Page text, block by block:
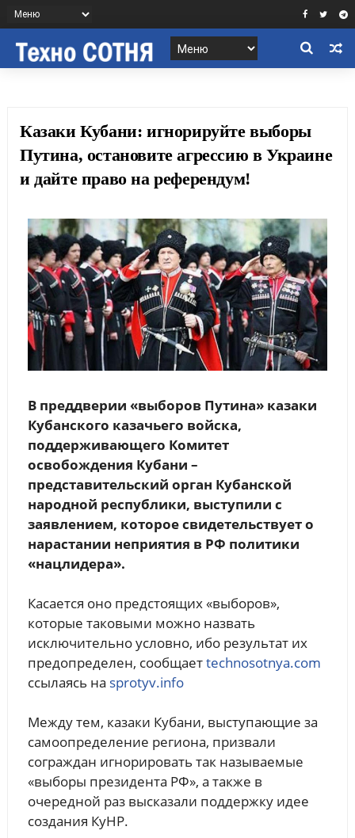
Казаки Кубани: игнорируйте выборы
Путина, остановите агрессию в Украине
и дайте право на референдум!
В преддверии «выборов Путина» казаки
Кубанского казачьего войска,
поддерживающего Комитет
освобождения Кубани –
представительский орган Кубанской
народной республики, выступили с
заявлением, которое свидетельствует о
нарастании неприятия в РФ политики
«нацлидера».
Касается оно предстоящих «выборов»,
которые таковыми можно назвать
исключительно условно, ибо результат их
предопределен, cообщаетtechnosotnya.com
ссылаясь на sprotyv.info
Между тем, казаки Кубани, выступающие за
самоопределение региона, призвали
сограждан игнорировать так называемые
«выборы президента РФ», а также в
очередной раз высказали поддержку идее
создания КуНР.